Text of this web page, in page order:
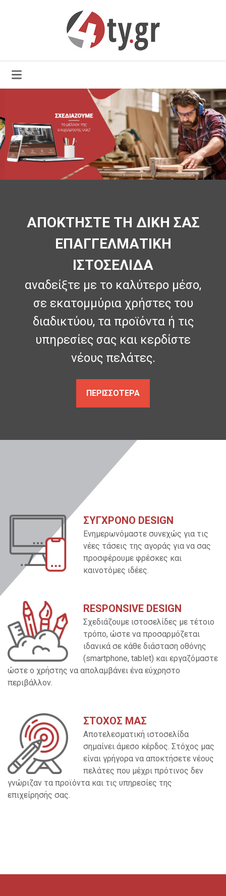
ΑΠΟΚΤΗΣΤΕ ΤΗ ΔΙΚΗ ΣΑΣ
ΕΠΑΓΓΕΛΜΑΤΙΚΗ
ΙΣΤΟΣΕΛΙΔΑ
αναδείξτε με το καλύτερο μέσο,
σε εκατομμύρια χρήστες του
διαδικτύου, τα προϊόντα ή τις
υπηρεσίες σας και κερδίστε
νέους πελάτες.
ΠΕΡΙΣΣΟΤΕΡΑ
ΣΥΓΧΡΟΝΟ DESIGN
Ενημερωνόμαστε συνεχώς για τις
νέες τάσεις της αγοράς για να σας
προσφέρουμε φρέσκες και
καινοτόμες ιδέες.
RESPONSIVE DESIGN
Σχεδιάζουμε ιστοσελίδες με τέτοιο
τρόπο, ώστε να προσαρμόζεται
ιδανικά σε κάθε διάσταση οθόνης
(smartphone, tablet) και εργαζόμαστε
ώστε ο χρήστης να απολαμβάνει ένα εύχρηστο
περιβάλλον.
ΣΤΟΧΟΣ ΜΑΣ
Αποτελεσματική ιστοσελίδα
σημαίνει άμεσο κέρδος. Στόχος μας
είναι γρήγορα να αποκτήσετε νέους
πελάτες που μέχρι πρότινος δεν
γνώριζαν τα προϊόντα και τις υπηρεσίες της
επιχείρησής σας.